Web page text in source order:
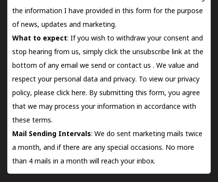
the information I have provided in this form for the purpose
of news, updates and marketing.
What to expect: If you wish to withdraw your consent and
stop hearing from us, simply click the unsubscribe link at the
bottom of any email we send orcontact us . We value and
respect your personal data and privacy. To view our privacy
policy, please click here. By submitting this form, you agree
that we may process your information in accordance with
these terms.
Mail Sending Intervals: We do sent marketing mails twice
a month, and if there are any special occasions. No more
than 4 mails in a month will reach your inbox.